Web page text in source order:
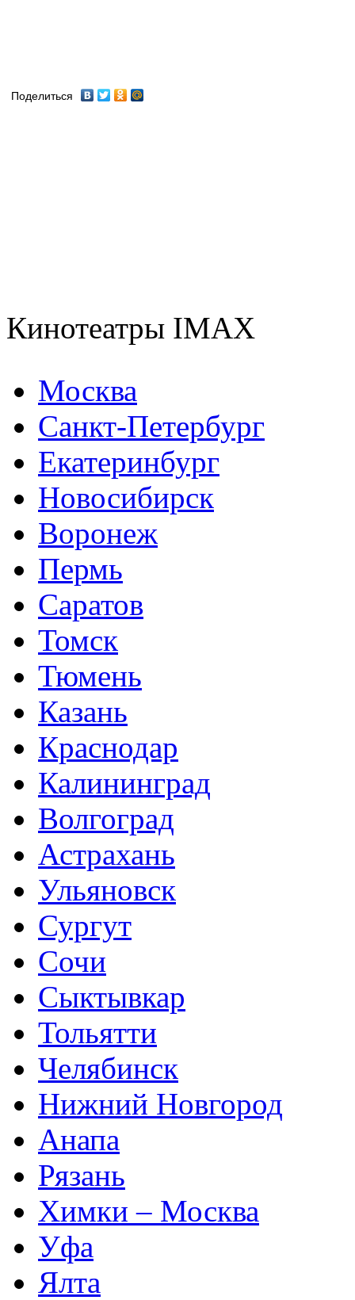
Поделиться
Кинотеатры IMAX
Москва
Санкт-Петербург
Екатеринбург
Новосибирск
Воронеж
Пермь
Саратов
Томск
Тюмень
Казань
Краснодар
Калининград
Волгоград
Астрахань
Ульяновск
Сургут
Сочи
Сыктывкар
Тольятти
Челябинск
Нижний Новгород
Анапа
Рязань
Химки – Москва
Уфа
Ялта